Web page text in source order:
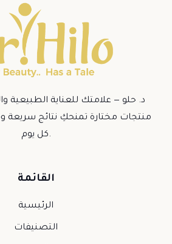
منتجات مختارة تمنحكِ نتائج سريعة
كل يوم.
القائمة
الرئيسية
التصنيفات